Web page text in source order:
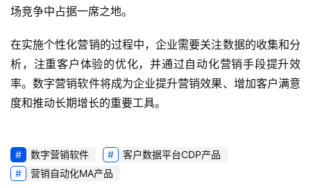
场竞争中占据一席之地。
在实施个性化营销的过程中，企业需要关注数据的收集和分
析，注重客户体验的优化，并通过自动化营销手段提升效
率。数字营销软件将成为企业提升营销效果、增加客户满意
度和推动长期增长的重要工具。
数字营销软件
客户数据平台CDP产品
营销自动化MA产品